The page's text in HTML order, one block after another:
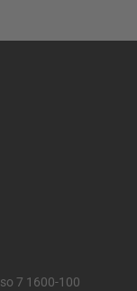
7 1600-100